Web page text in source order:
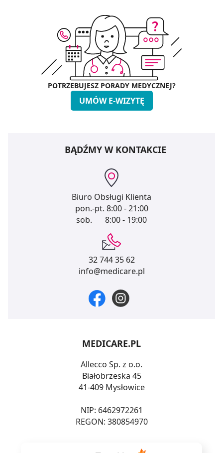
POTRZEBUJESZ PORADY MEDYCZNEJ?
UMÓW E-WIZYTĘ
BĄDŹMY W KONTAKCIE
Biuro Obsługi Klienta
pon.-pt. 8:00 - 21:00
sob.
8:00 - 19:00
32 744 35 62
info@medicare.pl
MEDICARE.PL
Allecco Sp. z o.o.
Białobrzeska 45
41-409 Mysłowice
NIP: 6462972261
REGON: 380854970